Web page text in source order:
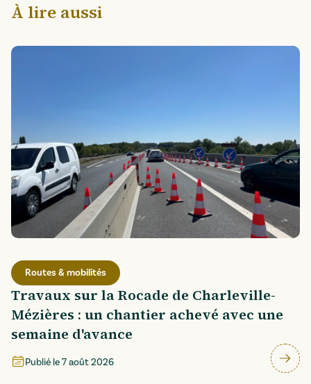
À lire aussi
Routes & mobilités
Travaux sur la Rocade de Charleville-
Mézières : un chantier achevé avec une
semaine d'avance
Publié le7 août 2026